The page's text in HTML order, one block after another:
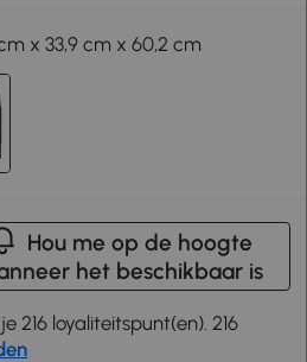
x 33,9 cm x 60,2 cm
Hou me op de hoogte
het beschikbaar is
216 loyaliteitspunt(en). 216